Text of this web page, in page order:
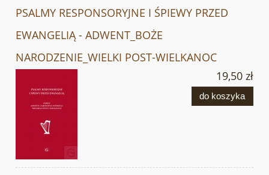
PSALMY RESPONSORYJNE I ŚPIEWY PRZED
EWANGELIĄ - ADWENT_BOŻE
NARODZENIE_WIELKI POST-WIELKANOC
19,50 zł
do koszyka